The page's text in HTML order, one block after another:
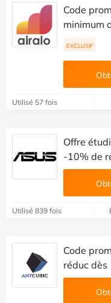
Code
minimum
EXCLUSIF
Utilisé 57 fois
Offre
-10% de
Utilisé 839 fois
Code
réduc